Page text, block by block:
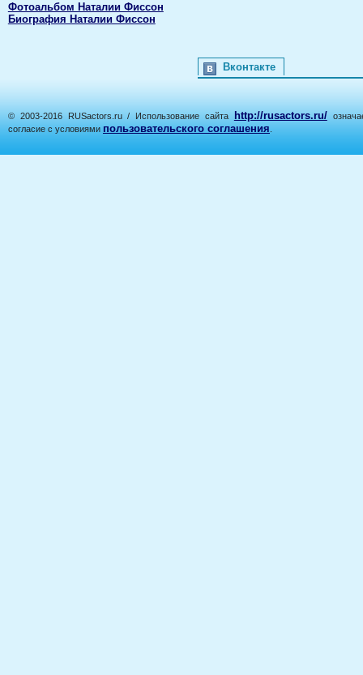
Фотоальбом Наталии Фиссон
Биография Наталии Фиссон
Вконтакте
© 2003-2016 RUSactors.ru / Использование сайта http://rusactors.ru/
согласие с условиями пользовательского соглашения